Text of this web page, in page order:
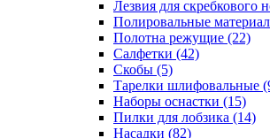
Лезвия для скребкового
Полировальные
Полотна режущие (22)
Салфетки (42)
Скобы (5)
Тарелки шлифовальные
Наборы оснастки (15)
Пилки для лобзика (14)
Насадки (82)